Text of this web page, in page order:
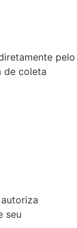
pelo
de coleta
seu